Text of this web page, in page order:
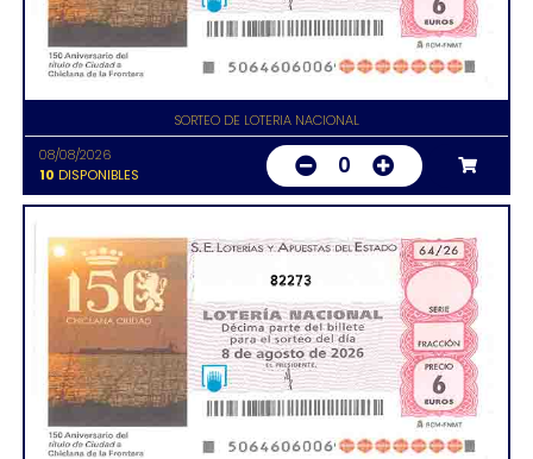
SORTEO DE LOTERIA NACIONAL
08/08/2026
10 DISPONIBLES 0
82273